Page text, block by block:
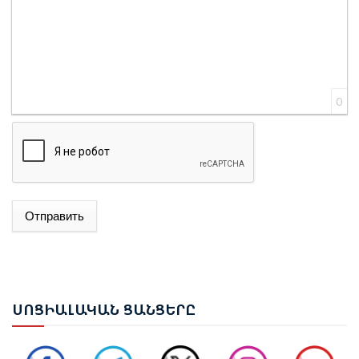
0
Отправить
ՍՈՑԻԱԼԱԿԱՆ ՑԱՆՑԵՐԸ
ԱԴՐԲԵՋԱՆԻ ԱԳ ՆԱԽԱՐԱՐ ՋԵՅՀՈՒՆ ԲԱՅՐԱՄՈՎԸ
ՎԵՐԱԿԱՆԳՆՄԱՆ ՀԱՐՑԵՐՈՎ ՀԱՅԱՍՏԱՆ-ԹՈՒՐՔԻԱ